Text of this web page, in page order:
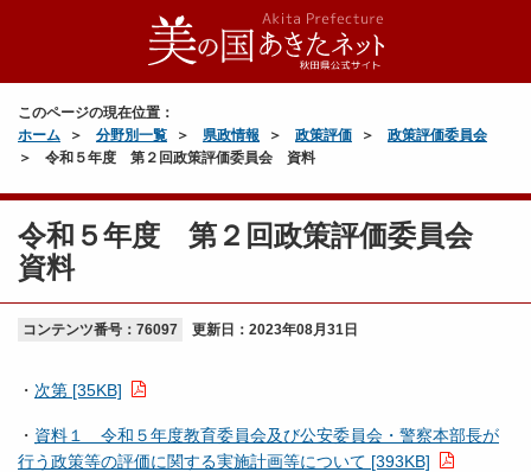
このページの現在位置：
ホーム
分野別一覧 県政情報 政策評価
政策評価委員会
令和５年度 第２回政策評価委員会 資料
令和５年度 第２回政策評価委員会
資料
コンテンツ番号：76097 更新日： 2023年08月31日
・ 次第 [35KB]
・ 資料１ 令和５年度教育委員会及び公安委員会・警察本部長が
行う政策等の評価に関する実施計画等について [393KB]